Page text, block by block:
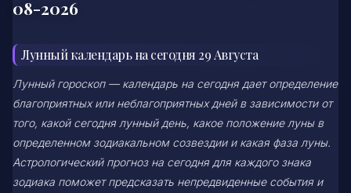
08-2026
Лунный календарь на сегодня 29 Августа
Лунный гороскоп — календарь на сегодня дает определение
благоприятных или неблагоприятных дней в зависимости от
того, какой сегодня лунный день, какое положение луны в
определенном зодиакальном созвездии и какая фаза луны.
Астрологический прогноз на сегодня для каждого знака
зодиака поможет предсказать непредвиденные события и